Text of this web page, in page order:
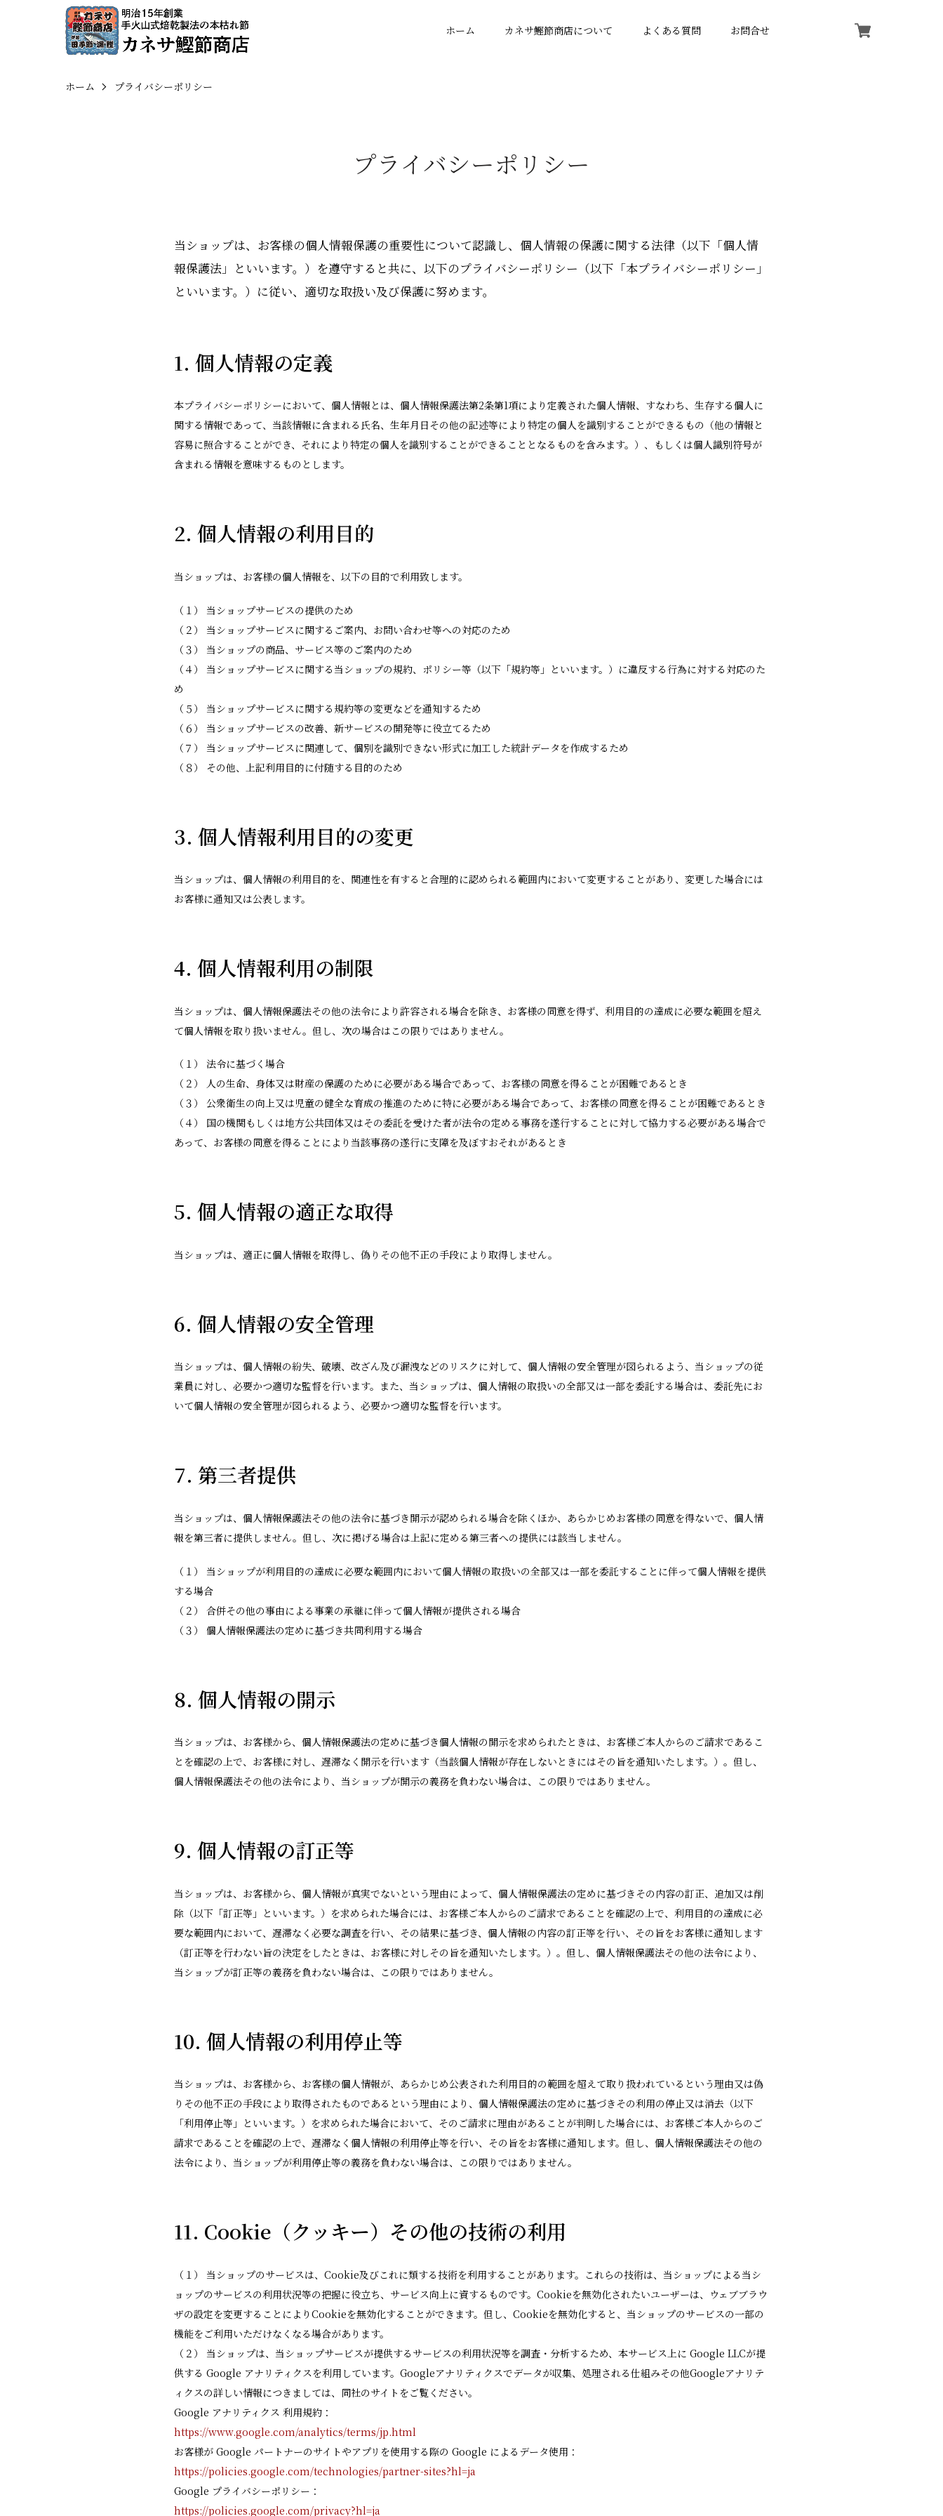
ホーム カネサ鰹節商店について よくある質問 お問合せ
ホーム プライバシーポリシー
プライバシーポリシー
当ショップは、お客様の個人情報保護の重要性について認識し、個人情報の保護に関する法律（以下「個人情
報保護法」といいます。）を遵守すると共に、以下のプライバシーポリシー（以下「本プライバシーポリシー」
といいます。）に従い、適切な取扱い及び保護に努めます。
1. 個人情報の定義
本プライバシーポリシーにおいて、個人情報とは、個人情報保護法第2条第1項により定義された個人情報、すなわち、生存する個人に
関する情報であって、当該情報に含まれる氏名、生年月日その他の記述等により特定の個人を識別することができるもの（他の情報と
容易に照合することができ、それにより特定の個人を識別することができることとなるものを含みます。）、もしくは個人識別符号が
含まれる情報を意味するものとします。
2. 個人情報の利用目的
当ショップは、お客様の個人情報を、以下の目的で利用致します。
（１） 当ショップサービスの提供のため
（２） 当ショップサービスに関するご案内、お問い合わせ等への対応のため
（３） 当ショップの商品、サービス等のご案内のため
（４） 当ショップサービスに関する当ショップの規約、ポリシー等（以下「規約等」といいます。）に違反する行為に対する対応のた
め
（５） 当ショップサービスに関する規約等の変更などを通知するため
（６） 当ショップサービスの改善、新サービスの開発等に役立てるため
（７） 当ショップサービスに関連して、個別を識別できない形式に加工した統計データを作成するため
（８） その他、上記利用目的に付随する目的のため
3. 個人情報利用目的の変更
当ショップは、個人情報の利用目的を、関連性を有すると合理的に認められる範囲内において変更することがあり、変更した場合には
お客様に通知又は公表します。
4. 個人情報利用の制限
当ショップは、個人情報保護法その他の法令により許容される場合を除き、お客様の同意を得ず、利用目的の達成に必要な範囲を超え
て個人情報を取り扱いません。但し、次の場合はこの限りではありません。
（１） 法令に基づく場合
（２） 人の生命、身体又は財産の保護のために必要がある場合であって、お客様の同意を得ることが困難であるとき
（３） 公衆衛生の向上又は児童の健全な育成の推進のために特に必要がある場合であって、お客様の同意を得ることが困難であるとき
（４） 国の機関もしくは地方公共団体又はその委託を受けた者が法令の定める事務を遂行することに対して協力する必要がある場合で
あって、お客様の同意を得ることにより当該事務の遂行に支障を及ぼすおそれがあるとき
5. 個人情報の適正な取得
当ショップは、適正に個人情報を取得し、偽りその他不正の手段により取得しません。
6. 個人情報の安全管理
当ショップは、個人情報の紛失、破壊、改ざん及び漏洩などのリスクに対して、個人情報の安全管理が図られるよう、当ショップの従
業員に対し、必要かつ適切な監督を行います。また、当ショップは、個人情報の取扱いの全部又は一部を委託する場合は、委託先にお
いて個人情報の安全管理が図られるよう、必要かつ適切な監督を行います。
7. 第三者提供
当ショップは、個人情報保護法その他の法令に基づき開示が認められる場合を除くほか、あらかじめお客様の同意を得ないで、個人情
報を第三者に提供しません。但し、次に掲げる場合は上記に定める第三者への提供には該当しません。
（１） 当ショップが利用目的の達成に必要な範囲内において個人情報の取扱いの全部又は一部を委託することに伴って個人情報を提供
する場合
（２） 合併その他の事由による事業の承継に伴って個人情報が提供される場合
（３） 個人情報保護法の定めに基づき共同利用する場合
8. 個人情報の開示
当ショップは、お客様から、個人情報保護法の定めに基づき個人情報の開示を求められたときは、お客様ご本人からのご請求であるこ
とを確認の上で、お客様に対し、遅滞なく開示を行います（当該個人情報が存在しないときにはその旨を通知いたします。）。但し、
個人情報保護法その他の法令により、当ショップが開示の義務を負わない場合は、この限りではありません。
9. 個人情報の訂正等
当ショップは、お客様から、個人情報が真実でないという理由によって、個人情報保護法の定めに基づきその内容の訂正、追加又は削
除（以下「訂正等」といいます。）を求められた場合には、お客様ご本人からのご請求であることを確認の上で、利用目的の達成に必
要な範囲内において、遅滞なく必要な調査を行い、その結果に基づき、個人情報の内容の訂正等を行い、その旨をお客様に通知します
（訂正等を行わない旨の決定をしたときは、お客様に対しその旨を通知いたします。）。但し、個人情報保護法その他の法令により、
当ショップが訂正等の義務を負わない場合は、この限りではありません。
10. 個人情報の利用停止等
当ショップは、お客様から、お客様の個人情報が、あらかじめ公表された利用目的の範囲を超えて取り扱われているという理由又は偽
りその他不正の手段により取得されたものであるという理由により、個人情報保護法の定めに基づきその利用の停止又は消去（以下
「利用停止等」といいます。）を求められた場合において、そのご請求に理由があることが判明した場合には、お客様ご本人からのご
請求であることを確認の上で、遅滞なく個人情報の利用停止等を行い、その旨をお客様に通知します。但し、個人情報保護法その他の
法令により、当ショップが利用停止等の義務を負わない場合は、この限りではありません。
11. Cookie（クッキー）その他の技術の利用
（１） 当ショップのサービスは、Cookie及びこれに類する技術を利用することがあります。これらの技術は、当ショップによる当シ
ョップのサービスの利用状況等の把握に役立ち、サービス向上に資するものです。Cookieを無効化されたいユーザーは、ウェブブラウ
ザの設定を変更することによりCookieを無効化することができます。但し、Cookieを無効化すると、当ショップのサービスの一部の
機能をご利用いただけなくなる場合があります。
（２） 当ショップは、当ショップサービスが提供するサービスの利用状況等を調査・分析するため、本サービス上に Google LLCが提
供する Google アナリティクスを利用しています。Googleアナリティクスでデータが収集、処理される仕組みその他Googleアナリテ
ィクスの詳しい情報につきましては、同社のサイトをご覧ください。
Google アナリティクス 利用規約：
https://www.google.com/analytics/terms/jp.html
お客様が Google パートナーのサイトやアプリを使用する際の Google によるデータ使用：
https://policies.google.com/technologies/partner-sites?hl=ja
Google プライバシーポリシー：
https://policies.google.com/privacy?hl=ja